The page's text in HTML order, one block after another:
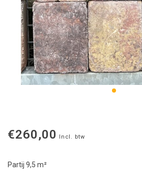
€260,00 Incl. btw
Partij 9,5 m²